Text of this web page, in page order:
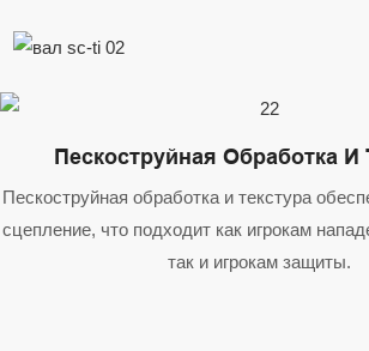
Пескоструйная Обработка И
Пескоструйная обработка и текстура
сцепление, что подходит как игрокам
так и игрокам защиты.